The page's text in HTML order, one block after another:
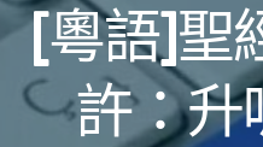
[粵語]聖
許：升